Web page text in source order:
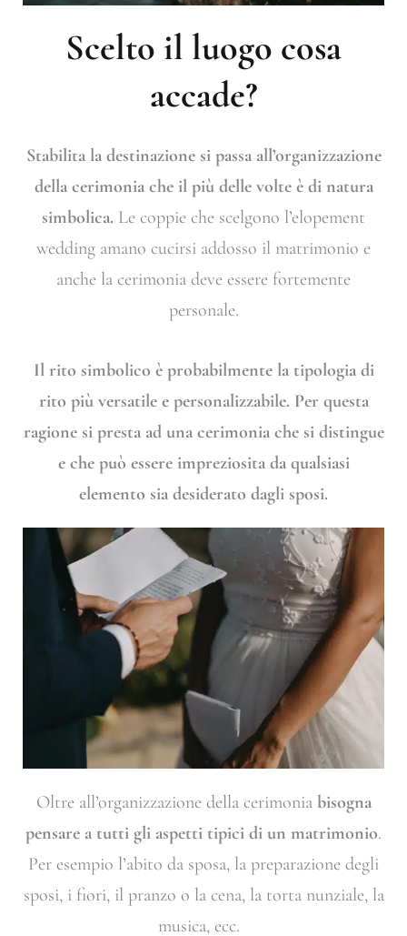
Scelto il luogo cosa
accade?
Stabilita la destinazione si passa all’organizzazione
della cerimonia che il più delle volte è di natura
simbolica. Le coppie che scelgono l’elopement
wedding amano cucirsi addosso il matrimonio e
anche la cerimonia deve essere fortemente
personale.
Il rito simbolico è probabilmente la tipologia di
rito più versatile e personalizzabile. Per questa
ragione si presta ad una cerimonia che si distingue
e che può essere impreziosita da qualsiasi
elemento sia desiderato dagli sposi.
Oltre all’organizzazione della cerimoniabisogna
pensare a tutti gli aspetti tipici di un matrimonio.
Per esempio l’abito da sposa, la preparazione degli
sposi, i fiori, il pranzo o la cena, la torta nunziale, la
musica, ecc.